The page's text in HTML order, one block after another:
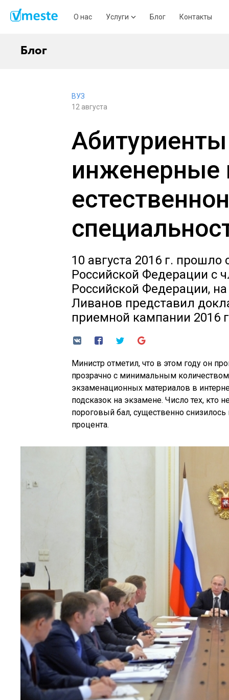
О нас Услуги Блог Контакты
Блог
ВУЗ
12 августа
инженерные
10 августа 2016 г.
Российской Федерации с
Российской Федерации,
Ливанов представил
приемной кампании 2016
Министр отметил, что в этом году он
прозрачно с минимальным
экзаменационных материалов в
подсказок на экзамене. Число тех, кто
пороговый бал, существенно
процента.